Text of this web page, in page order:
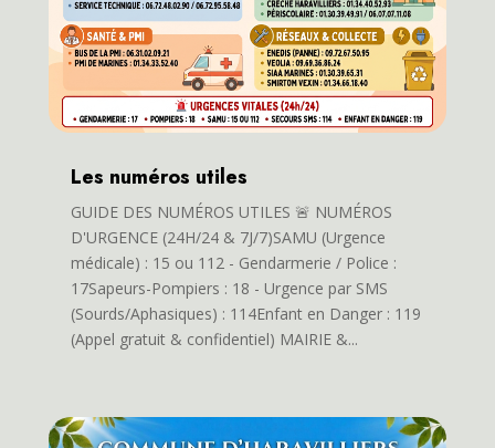
Les numéros utiles
GUIDE DES NUMÉROS UTILES 🚨 NUMÉROS
D'URGENCE (24H/24 & 7J/7)SAMU (Urgence
médicale) : 15 ou 112 - Gendarmerie / Police :
17Sapeurs-Pompiers : 18 - Urgence par SMS
(Sourds/Aphasiques) : 114Enfant en Danger : 119
(Appel gratuit & confidentiel) MAIRIE &...